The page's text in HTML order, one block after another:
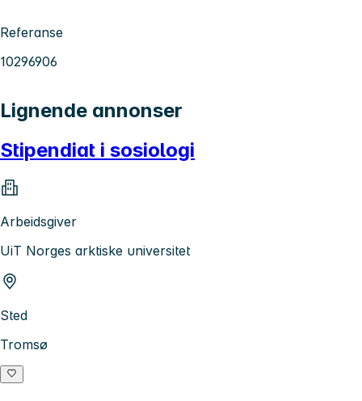
Referanse
10296906
Lignende annonser
Stipendiat i sosiologi
Arbeidsgiver
UiT Norges arktiske universitet
Sted
Tromsø